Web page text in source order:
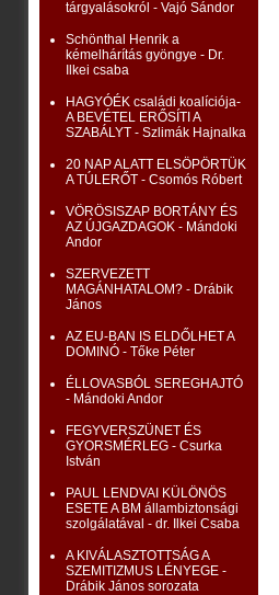
tárgyalásokról - Vajó Sándor
Schönthal Henrik a
kémelhárítás gyöngye - Dr.
Ilkei csaba
HAGYÓÉK családi koalíciója-
A BEVÉTEL ERŐSÍTI A
SZABÁLYT - Szlimák Hajnalka
20 NAP ALATT ELSÖPÖRTÜK
A TÚLERŐT - Csomós Róbert
VÖRÖSISZAP BORTÁNY ÉS
AZ ÚJGAZDAGOK - Mándoki
Andor
SZERVEZETT
MAGÁNHATALOM? - Drábik
János
AZ EU-BAN IS ELDŐLHET A
DOMINÓ - Tőke Péter
ÉLLOVASBÓL SEREGHAJTÓ
- Mándoki Andor
FEGYVERSZÜNET ÉS
GYORSMÉRLEG - Csurka
István
PAUL LENDVAI KÜLÖNÖS
ESETE A BM állambiztonsági
szolgálatával - dr. Ilkei Csaba
A KIVÁLASZTOTTSÁG A
SZEMITIZMUS LÉNYEGE -
Drábik János sorozata